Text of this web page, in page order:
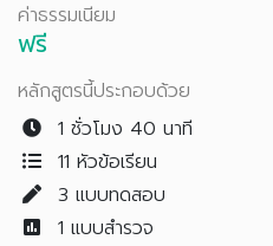
ค่าธรรมเนียม
ฟรี
หลักสูตรนี้ประกอบด้วย
1 ชั่วโมง 40 นาที
11 หัวข้อเรียน
3 แบบทดสอบ
1 แบบสำรวจ